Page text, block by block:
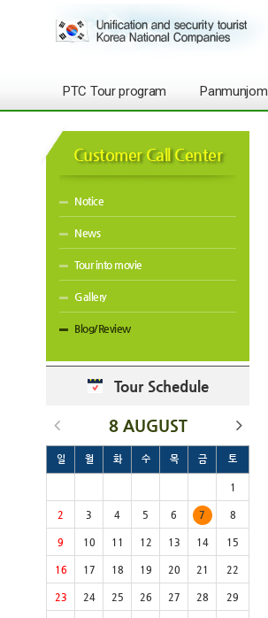
PTC Tour program Panmunjom
Customer Call Center
Notice
News
Tour into movie
Gallery
Blog/Review
Tour Schedule
8 AUGUST
일 월 화 수 목 금 토
1
2 3 4 5 6 7 8
9 10 11 12 13 14 15
16 17 18 19 20 21 22
23 24 25 26 27 28 29